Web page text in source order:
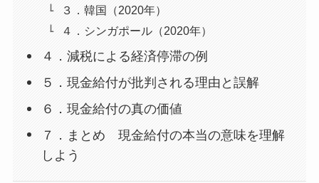
３．韓国（2020年）
４．シンガポール（2020年）
４．減税による経済停滞の例
５．現金給付が批判される理由と誤解
６．現金給付の真の価値
７．まとめ 現金給付の本当の意味を理解
しよう